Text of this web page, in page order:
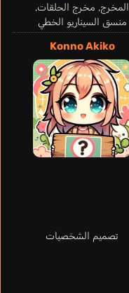
المخرج, مخرج الحلقات,
منسق السيناريو الخطي
Konno Akiko
تصميم الشخصيات